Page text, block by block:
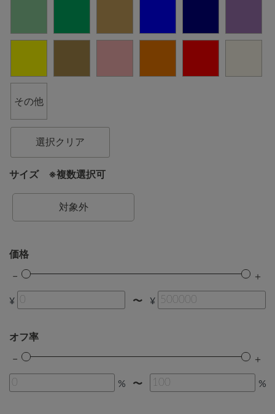
その他
選択クリア
サイズ ※複数選択可
対象外
価格
¥ 〜 ¥
オフ率
% 〜 %